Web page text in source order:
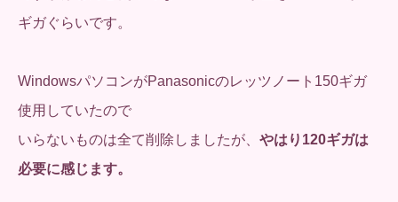
ギガぐらいです。
WindowsパソコンがPanasonicのレッツノート150ギガ
使用していたので
いらないものは全て削除しましたが、 やはり120ギガは
必要に感じます。